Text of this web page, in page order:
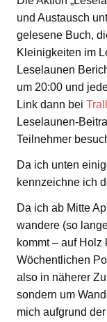
und Austausch
gelesene Buch,
Kleinigkeiten im
Leselaunen
um 20:00 und
Link dann bei
Leselaunen-
Teilnehmer
Da ich unten
kennzeichne ich
Da ich ab Mitte
wandere (so
kommt – auf
Wöchentlichen
also in näherer
sondern um
mich aufgrund